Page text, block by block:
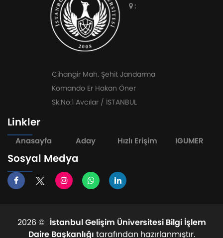
:
Cihangir Mah. Şehit Jandarma
Komando Er Hakan Öner
Sk.No:1 Avcılar / İSTANBUL
Linkler
Anasayfa Aday Hızlı Erişim IGUMER
Sosyal Medya
2026 © İstanbul Gelişim Üniversitesi Bilgi İşlem
Daire Başkanlığı tarafından hazırlanmıştır.